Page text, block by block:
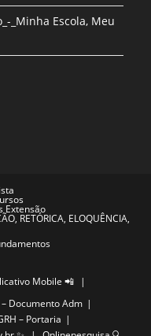
_Minha Escola, Meu
Extensão
RETÓRICA, ELOQUÊNCIA,
Mobile 📲
– Documento Adm
– Portaria